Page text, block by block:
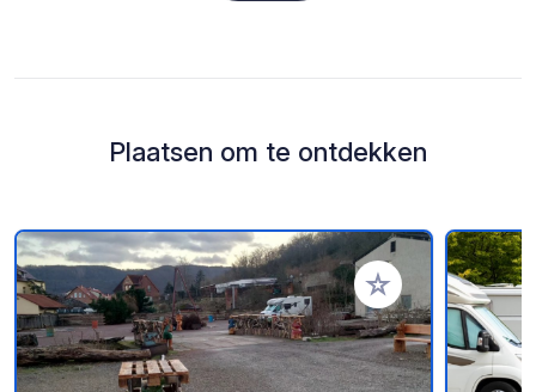
Plaatsen om te ontdekken
Voeg toe aan je